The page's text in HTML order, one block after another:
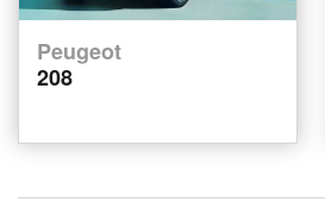
Peugeot
208